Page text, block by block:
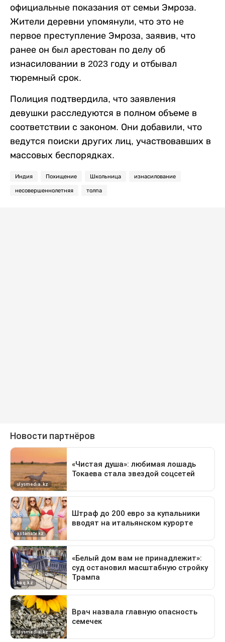
официальные показания от семьи Эмроза.
Жители деревни упомянули, что это не
первое преступление Эмроза, заявив, что
ранее он был арестован по делу об
изнасиловании в 2023 году и отбывал
тюремный срок.
Полиция подтвердила, что заявления
девушки расследуются в полном объеме в
соответствии с законом. Они добавили, что
ведутся поиски других лиц, участвовавших в
массовых беспорядках.
Индия Похищение Школьница изнасилование
несовершеннолетняя толпа